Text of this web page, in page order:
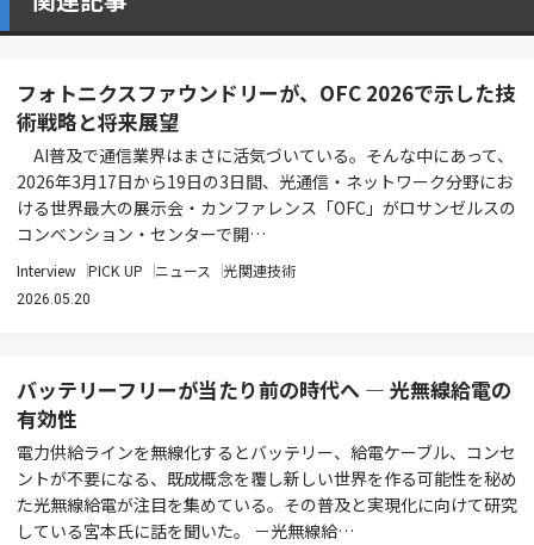
フォトニクスファウンドリーが、OFC 2026で示した技
術戦略と将来展望
AI普及で通信業界はまさに活気づいている。そんな中にあって、
2026年3月17日から19日の3日間、光通信・ネットワーク分野にお
ける世界最大の展示会・カンファレンス「OFC」がロサンゼルスの
コンベンション・センターで開…
Interview PICK UP ニュース 光関連技術
2026.05.20
バッテリーフリーが当たり前の時代へ ― 光無線給電の
有効性
電力供給ラインを無線化するとバッテリー、給電ケーブル、コンセ
ントが不要になる、既成概念を覆し新しい世界を作る可能性を秘め
た光無線給電が注目を集めている。その普及と実現化に向けて研究
している宮本氏に話を聞いた。 －光無線給…